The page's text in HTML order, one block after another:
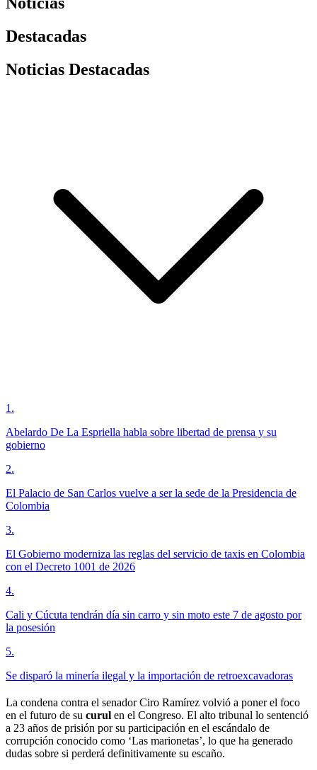
Destacadas
Noticias Destacadas
1 .
Abelardo De La Espriella habla sobre libertad de prensa y su
gobierno
2.
El Palacio de San Carlos vuelve a ser la sede de la Presidencia de
Colombia
3.
El Gobierno moderniza las reglas del servicio de taxis en Colombia
con el Decreto 1001 de 2026
4.
Cali y Cúcuta tendrán día sin carro y sin moto este 7 de agosto por
la posesión
5.
Se disparó la minería ilegal y la importación de retroexcavadoras
La condena contra el senador Ciro Ramírez volvió a poner el foco
en el futuro de su curul en el Congreso. El alto tribunal lo sentenció
a 23 años de prisión por su participación en el escándalo de
corrupción conocido como ‘Las marionetas’, lo que ha generado
dudas sobre si perderá definitivamente su escaño.